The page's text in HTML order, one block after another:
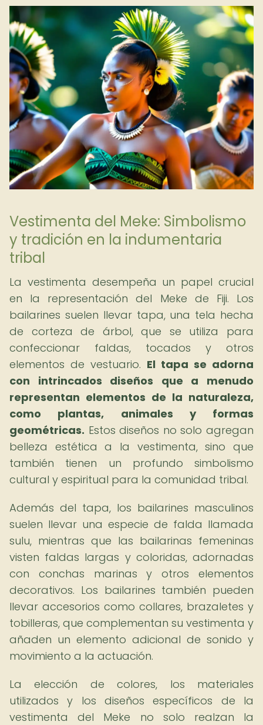
Vestimenta del Meke: Simbolismo
y tradición en la indumentaria
tribal
La vestimenta desempeña un papel crucial
en la representación del Meke de Fiji. Los
bailarines suelen llevar tapa, una tela hecha
de corteza de árbol, que se utiliza para
confeccionar faldas, tocados y otros
elementos de vestuario. El tapa se adorna
con intrincados diseños que a menudo
representan elementos de la naturaleza,
como plantas, animales y formas
geométricas. Estos diseños no solo agregan
belleza estética a la vestimenta, sino que
también tienen un profundo simbolismo
cultural y espiritual para la comunidad tribal.
Además del tapa, los bailarines masculinos
suelen llevar una especie de falda llamada
sulu, mientras que las bailarinas femeninas
visten faldas largas y coloridas, adornadas
con conchas marinas y otros elementos
decorativos. Los bailarines también pueden
llevar accesorios como collares, brazaletes y
tobilleras, que complementan su vestimenta y
añaden un elemento adicional de sonido y
movimiento a la actuación.
La elección de colores, los materiales
utilizados y los diseños específicos de la
vestimenta del Meke no solo realzan la